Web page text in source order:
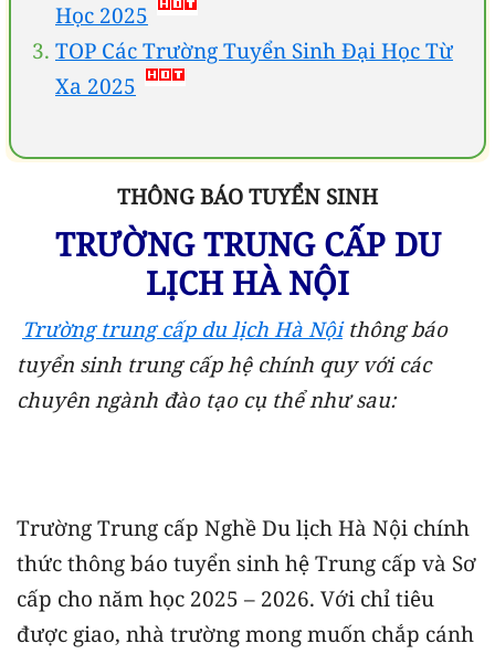
Học 2025
TOP Các Trường Tuyển Sinh Đại Học Từ
Xa 2025
THÔNG BÁO TUYỂN SINH
TRƯỜNG TRUNG CẤP DU
LỊCH HÀ NỘI
Trường trung cấp du lịch Hà Nộithông báo
tuyển sinh trung cấp hệ chính quy với các
chuyên ngành đào tạo cụ thể như sau:
Trường Trung cấp Nghề Du lịch Hà Nội chính
thức thông báo tuyển sinh hệ Trung cấp và Sơ
cấp cho năm học 2025 – 2026. Với chỉ tiêu
được giao, nhà trường mong muốn chắp cánh